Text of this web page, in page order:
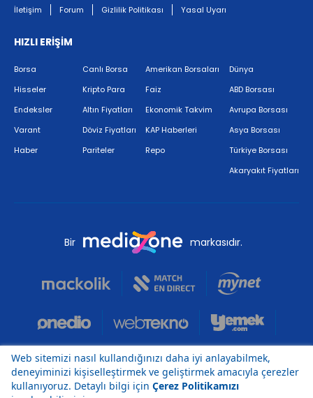
İletişim Forum Gizlilik Politikası Yasal Uyarı
HIZLI ERİŞİM
Borsa
Hisseler
Endeksler
Varant
Haber
Canlı Borsa
Kripto Para
Altın Fiyatları
Döviz Fiyatları
Pariteler
Amerikan Borsaları
Faiz
Ekonomik Takvim
KAP Haberleri
Repo
Dünya
ABD Borsası
Avrupa Borsası
Asya Borsası
Türkiye Borsası
Akaryakıt Fiyatları
Bir markasıdır.